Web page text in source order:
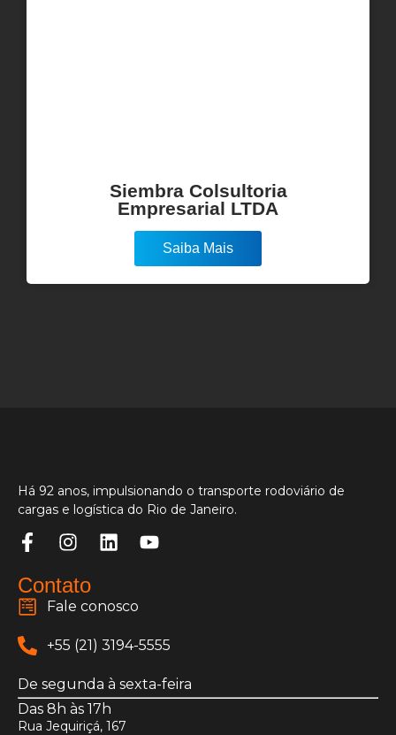
Siembra Colsultoria
Empresarial LTDA
Saiba Mais
Há 92 anos, impulsionando o transporte rodoviário de
cargas e logística do Rio de Janeiro.
Contato
Fale conosco
+55 (21) 3194-5555
De segunda à sexta-feira
Das 8h às 17h
Rua Jequiriçá, 167